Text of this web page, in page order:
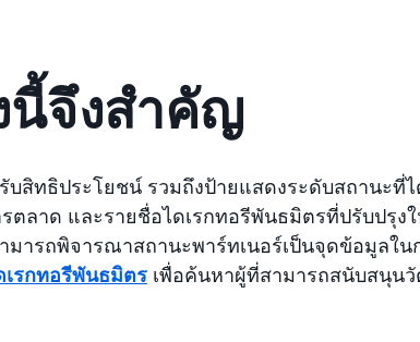
นี้จึงสำคัญ
สิทธิประโยชน์ รวมถึงป้ายแสดงระดับสถานะที่
ตลาด และรายชื่อไดเรกทอรีพันธมิตรที่ปรับปรุ
ารถพิจารณาสถานะพาร์ทเนอร์เป็นจุดข้อมูลใน
เรกทอรีพันธมิตร เพื่อค้นหาผู้ที่สามารถสนับสนุน